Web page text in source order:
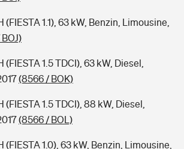
(FIESTA 1.1), 63 kW, Benzin, Limousine,
(FIESTA 1.5 TDCI), 63 kW, Diesel,
(8566 / BOK)
(FIESTA 1.5 TDCI), 88 kW, Diesel,
(8566 / BOL)
(FIESTA 1.0), 63 kW, Benzin, Limousine,